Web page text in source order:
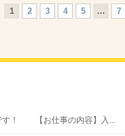
1 2 3 4 5 … 7
す！ 【お仕事の内容】入...